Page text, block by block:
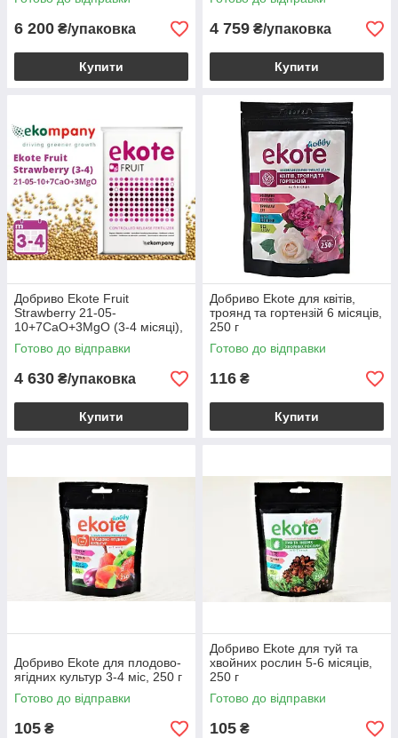
6 200 ₴/упаковка
Купити
кг
4 759 ₴/упаковка
Купити
Добриво Ekote Fruit
Strawberry 21-05-
10+7CaO+3MgO (3-4 місяці),
Екоте для суниці, полуниці та
ягідних культур, 25 кг
Готово до відправки
4 630 ₴/упаковка
Купити
Добриво Еkote для квітів,
троянд та гортензій 6 місяців,
250 г
Готово до відправки
116 ₴
Купити
Добриво Еkote для плодово-
ягідних культур 3-4 міс, 250 г
Готово до відправки
105 ₴
Добриво Еkote для туй та
хвойних рослин 5-6 місяців,
250 г
Готово до відправки
105 ₴